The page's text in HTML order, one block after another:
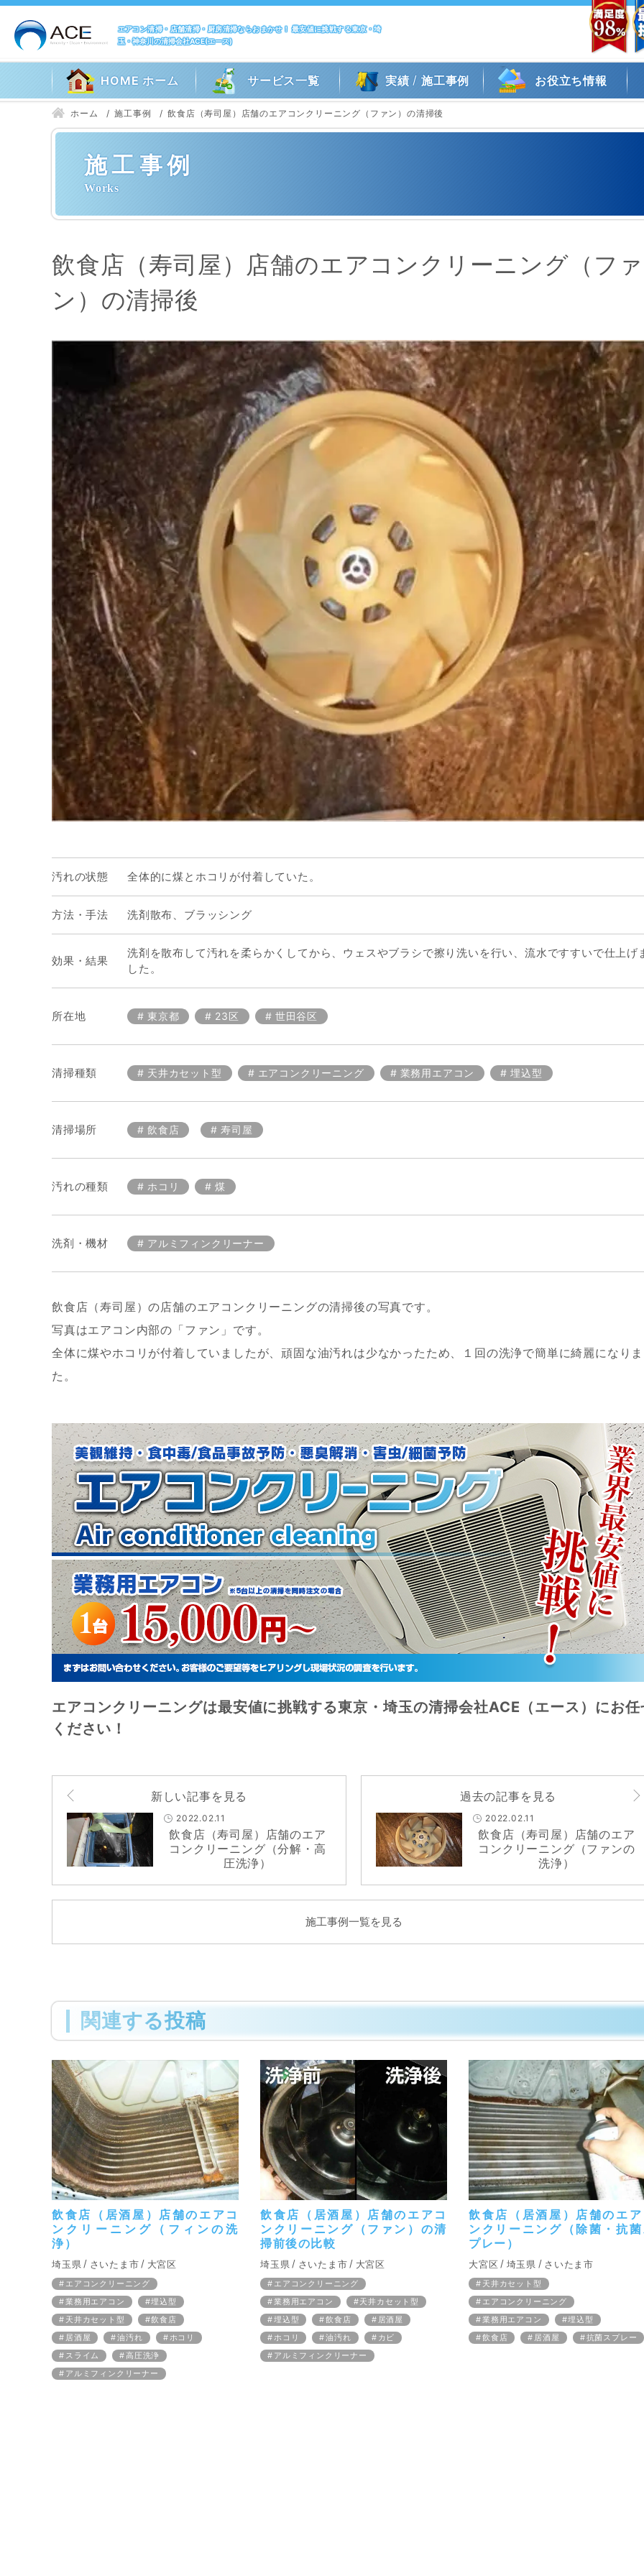
エアコン清掃・店舗清掃・厨房清掃ならおまかせ！ 最安値に挑戦する東京・埼
玉・神奈川の清掃会社ACE(エース)
HOME ホーム サービス一覧 実績/ 施工事例 お役立ち情報
ホーム 施工事例 飲食店（寿司屋）店舗のエアコンクリーニング（ファン）の清掃後
施工事例
飲食店（寿司屋）店舗のエアコンクリーニング（ファ
ン）の清掃後
汚れの状態 全体的に煤とホコリが付着していた。
方法・手法 洗剤散布、ブラッシング
効果・結果
洗剤を散布して汚れを柔らかくしてから、ウェスやブラシで擦り洗いを行い、流水ですすいで仕上げ
した。
所在地 東京都 23区 世田谷区
清掃種類 天井カセット型 エアコンクリーニング 業務用エアコン 埋込型
清掃場所 飲食店 寿司屋
汚れの種類 ホコリ 煤
洗剤・機材 アルミフィンクリーナー
飲食店（寿司屋）の店舗のエアコンクリーニングの清掃後の写真です。
写真はエアコン内部の「ファン」です。
全体に煤やホコリが付着していましたが、頑固な油汚れは少なかったため、１回の洗浄で簡単に綺麗になり
た。
エアコンクリーニングは最安値に挑戦する東京・埼玉の清掃会社ACE（エース）にお任
ください！
新しい記事を見る
2022.02.11
飲食店（寿司屋）店舗のエア
コンクリーニング（分解・高
圧洗浄）
過去の記事を見る
2022.02.11
飲食店（寿司屋）店舗のエア
コンクリーニング（ファンの
洗浄）
施工事例一覧を見る
関連する投稿
飲食店（居酒屋）店舗のエアコ
ンクリーニング（フィンの洗
浄）
埼玉県 さいたま市 大宮区
エアコンクリーニング
業務用エアコン
埋込型
天井カセット型
飲食店
居酒屋
油汚れ
ホコリ
スライム
高圧洗浄
アルミフィンクリーナー
飲食店（居酒屋）店舗のエアコ
ンクリーニング（ファン）の清
掃前後の比較
埼玉県 さいたま市 大宮区
エアコンクリーニング
業務用エアコン
天井カセット型
埋込型
飲食店
居酒屋
ホコリ
油汚れ
カビ
アルミフィンクリーナー
飲食店（居酒屋）店舗のエ
ンクリーニング（除菌・抗
プレー）
大宮区 埼玉県 さいたま市
天井カセット型
エアコンクリーニング
業務用エアコン
埋込型
飲食店
居酒屋 抗菌スプレー